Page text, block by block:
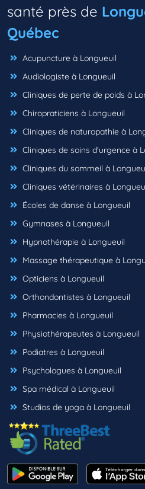
santé près de
Québec
Acupuncture à Longueuil
Audiologiste à Longueuil
Cliniques de perte de poids à
Chiropraticiens à Longueuil
Cliniques de naturopathie à
Cliniques de soins d'urgence à
Cliniques du sommeil à
Cliniques vétérinaires à
Écoles de danse à Longueuil
Gymnases à Longueuil
Hypnothérapie à Longueuil
Massage thérapeutique à
Opticiens à Longueuil
Orthondontistes à Longueuil
Pharmacies à Longueuil
Physiothérapeutes à Longueuil
Podiatres à Longueuil
Psychologues à Longueuil
Spa médical à Longueuil
Studios de yoga à Longueuil